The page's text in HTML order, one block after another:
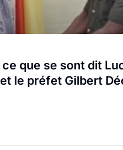
que se sont dit
le préfet Gilbert